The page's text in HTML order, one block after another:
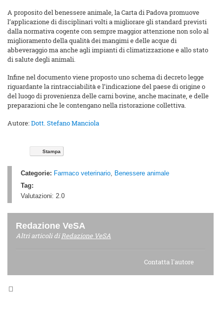
A proposito del benessere animale, la Carta di Padova promuove
l’applicazione di disciplinari volti a migliorare gli standard previsti
dalla normativa cogente con sempre maggior attenzione non solo al
miglioramento della qualità dei mangimi e delle acque di
abbeveraggio ma anche agli impianti di climatizzazione e allo stato
di salute degli animali.
Infine nel documento viene proposto uno schema di decreto legge
riguardante la rintracciabilità e l’indicazione del paese di origine o
del luogo di provenienza delle carni bovine, anche macinate, e delle
preparazioni che le contengano nella ristorazione collettiva.
Autore:Dott. Stefano Manciola
Stampa
Categorie: Farmaco veterinario, Benessere animale
Tag:
Valutazioni: 2.0
Redazione VeSA
Altri articoli diRedazione VeSA
Contatta l'autore